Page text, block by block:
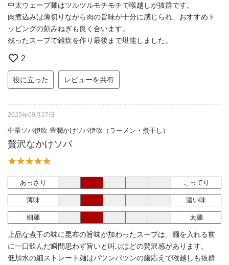
中太ウェーブ麺はツルツルモチモチで喉越しが抜群です。
肉煮込みは薄切りながら肉の旨味が十分に感じられ、おすすめト
ッピングの刻みねぎも良く合います。
残ったスープで雑炊を作り最後まで堪能しました。
2
役に立った レビューを共有
2025年09月27日
中華ソバ伊吹 豊潤かけソバ伊吹（ラーメン・煮干し）
贅沢なかけソバ
あっさり こってり
薄味 濃い味
細麺 太麺
上品な煮干の味に昆布の旨味が加わったスープは、麺を入れる前
に一口飲んだ瞬間思わず旨いと叫ぶほどの贅沢感があります。
低加水の細ストレート麺はパツンパツンの歯応えで喉越しも抜群